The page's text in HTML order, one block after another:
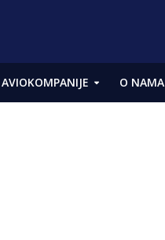
AVIOKOMPANIJE O NAMA